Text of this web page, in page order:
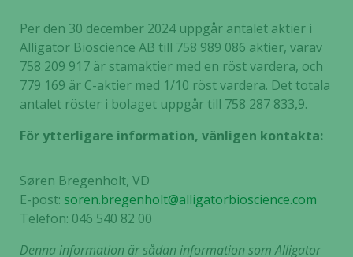
Per den 30 december 2024 uppgår antalet aktier i
Alligator Bioscience AB till 758 989 086 aktier, varav
758 209 917 är stamaktier med en röst vardera, och
779 169 är C-aktier med 1/10 röst vardera. Det totala
antalet röster i bolaget uppgår till 758 287 833,9.
För ytterligare information, vänligen kontakta:
Søren Bregenholt, VD
E-post: soren.bregenholt@alligatorbioscience.com
Telefon: 046 540 82 00
Denna information är sådan information som Alligator